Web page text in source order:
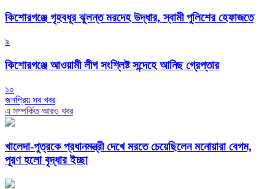
কিশোরগঞ্জে গৃহবধূর ঝুলন্ত মরদেহ উদ্ধার, স্বামী পুলিশের হেফাজতে
৯
কিশোরগঞ্জে আওয়ামী লীগ সংশ্লিষ্ট সন্দেহে আনিছ গ্রেপ্তার
১০
জনপ্রিয় সব খবর
এ সম্পর্কিত আরও খবর
খালেদা-পুত্রকে প্রধানমন্ত্রী দেখে মরতে চেয়েছিলেন মনোয়ারা বেগম,
পূরণ হলো বৃদ্ধার ইচ্ছা